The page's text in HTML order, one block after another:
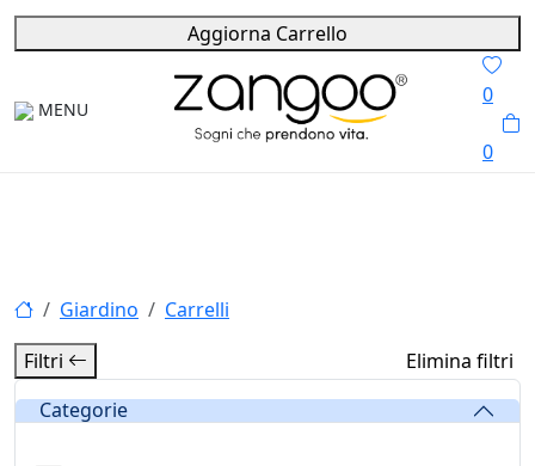
Aggiorna Carrello
MENU
0
0
Giardino
Carrelli
Filtri
Elimina filtri
Categorie